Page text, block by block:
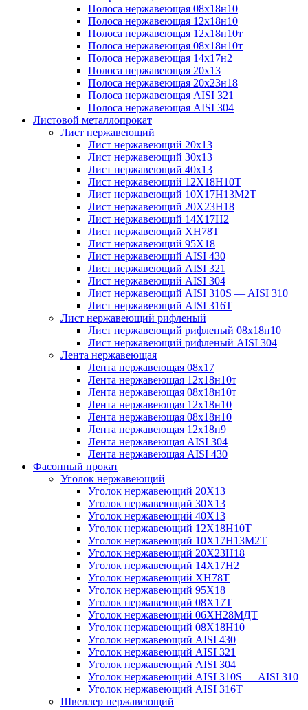
Полоса нержавеющая 08х18н10
Полоса нержавеющая 12х18н10
Полоса нержавеющая 12х18н10т
Полоса нержавеющая 08х18н10т
Полоса нержавеющая 14х17н2
Полоса нержавеющая 20х13
Полоса нержавеющая 20х23н18
Полоса нержавеющая AISI 321
Полоса нержавеющая AISI 304
Листовой металлопрокат
Лист нержавеющий
Лист нержавеющий 20х13
Лист нержавеющий 30х13
Лист нержавеющий 40х13
Лист нержавеющий 12Х18Н10Т
Лист нержавеющий 10Х17Н13М2T
Лист нержавеющий 20Х23Н18
Лист нержавеющий 14Х17Н2
Лист нержавеющий ХН78Т
Лист нержавеющий 95Х18
Лист нержавеющий AISI 430
Лист нержавеющий AISI 321
Лист нержавеющий AISI 304
Лист нержавеющий AISI 310S — AISI 310
Лист нержавеющий AISI 316T
Лист нержавеющий рифленый
Лист нержавеющий рифленый 08х18н10
Лист нержавеющий рифленый AISI 304
Лента нержавеющая
Лента нержавеющая 08х17
Лента нержавеющая 12х18н10т
Лента нержавеющая 08х18н10т
Лента нержавеющая 12х18н10
Лента нержавеющая 08х18н10
Лента нержавеющая 12х18н9
Лента нержавеющая AISI 304
Лента нержавеющая AISI 430
Фасонный прокат
Уголок нержавеющий
Уголок нержавеющий 20Х13
Уголок нержавеющий 30Х13
Уголок нержавеющий 40Х13
Уголок нержавеющий 12Х18Н10Т
Уголок нержавеющий 10Х17Н13М2T
Уголок нержавеющий 20Х23Н18
Уголок нержавеющий 14Х17Н2
Уголок нержавеющий ХН78Т
Уголок нержавеющий 95Х18
Уголок нержавеющий 08Х17Т
Уголок нержавеющий 06ХН28МДТ
Уголок нержавеющий 08Х18Н10
Уголок нержавеющий AISI 430
Уголок нержавеющий AISI 321
Уголок нержавеющий AISI 304
Уголок нержавеющий AISI 310S — AISI 310
Уголок нержавеющий AISI 316T
Швеллер нержавеющий